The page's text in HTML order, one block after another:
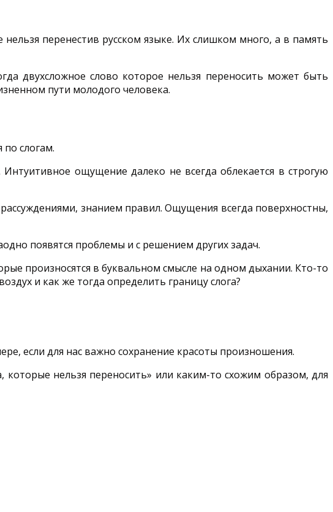
перенестив русском языке. Их слишком много, а в память
двухсложное слово которое нельзя переносить может быть
пути молодого человека.
слогам.
ощущение далеко не всегда облекается в строгую
знанием правил. Ощущения всегда поверхностны,
появятся проблемы и с решением других задач.
произносятся в буквальном смысле на одном дыхании. Кто-то
и как же тогда определить границу слога?
если для нас важно сохранение красоты произношения.
нельзя переносить» или каким-то схожим образом, для